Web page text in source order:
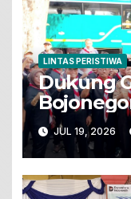
LINTAS PERISTIWA
Dukung
250 Mabi
JUL 19, 2026